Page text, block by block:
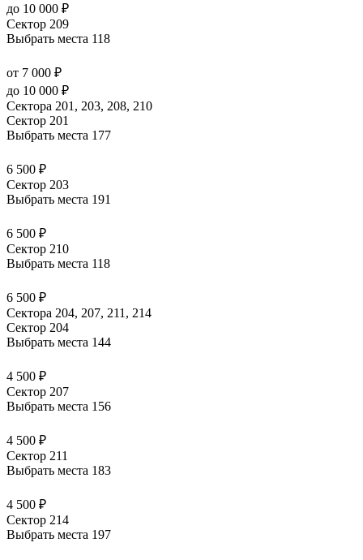
до 10 000 ₽
Сектор 209
Выбрать места 118
от 7 000 ₽
до 10 000 ₽
Сектора 201, 203, 208, 210
Сектор 201
Выбрать места 177
6 500 ₽
Сектор 203
Выбрать места 191
6 500 ₽
Сектор 210
Выбрать места 118
6 500 ₽
Сектора 204, 207, 211, 214
Сектор 204
Выбрать места 144
4 500 ₽
Сектор 207
Выбрать места 156
4 500 ₽
Сектор 211
Выбрать места 183
4 500 ₽
Сектор 214
Выбрать места 197